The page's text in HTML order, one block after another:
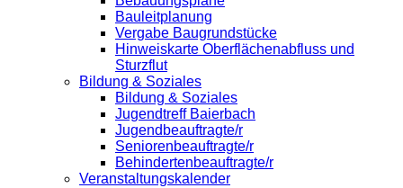
Bauleitplanung
Vergabe Baugrundstücke
Hinweiskarte Oberflächenabfluss und
Sturzflut
Bildung & Soziales
Bildung & Soziales
Jugendtreff Baierbach
Jugendbeauftragte/r
Seniorenbeauftragte/r
Behindertenbeauftragte/r
Veranstaltungskalender